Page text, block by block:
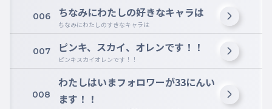
006 ちなみにわたしの好きなキャラは
ちなみにわたしのすきなキャラは
007 ピンキ、スカイ、オレンです！！
ピンキスカイオレンです！！
008
わたしはいまフォロワーが33にんい
ます！！